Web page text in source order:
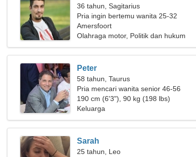
36 tahun, Sagitarius
Pria ingin bertemu wanita 25-32
Amersfoort
Olahraga motor, Politik dan hukum
Peter
58 tahun, Taurus
Pria mencari wanita senior 46-56
190 cm (6'3"), 90 kg (198 lbs)
Keluarga
Sarah
25 tahun, Leo